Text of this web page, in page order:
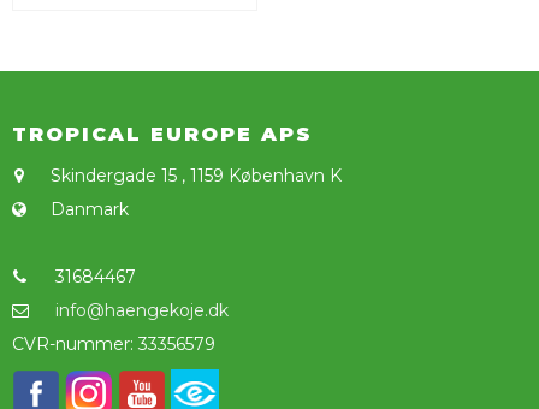
TROPICAL EUROPE APS
Skindergade 15 , 1159 København K
Danmark
31684467
info@haengekoje.dk
CVR-nummer: 33356579